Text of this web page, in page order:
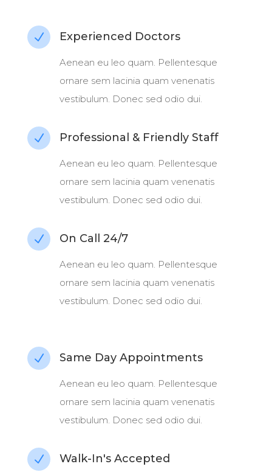
N Experienced Doctors
Aenean eu leo quam. Pellentesque
ornare sem lacinia quam venenatis
vestibulum. Donec sed odio dui.
N Professional & Friendly Staff
Aenean eu leo quam. Pellentesque
ornare sem lacinia quam venenatis
vestibulum. Donec sed odio dui.
N On Call 24/7
Aenean eu leo quam. Pellentesque
ornare sem lacinia quam venenatis
vestibulum. Donec sed odio dui.
N Same Day Appointments
Aenean eu leo quam. Pellentesque
ornare sem lacinia quam venenatis
vestibulum. Donec sed odio dui.
N Walk-In's Accepted